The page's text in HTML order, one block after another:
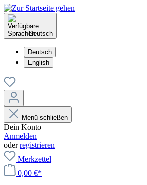
Deutsch
Deutsch
English
Menü schließen
Dein Konto
Anmelden
oderregistrieren
Merkzettel
0,00 €*